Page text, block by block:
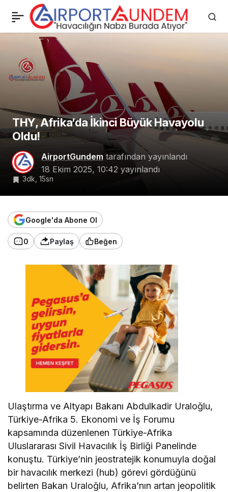
THY, Afrika’da İkinci Büyük Havayolu
Oldu!
AirportGundem tarafından yayınlandı
18 Ekim 2025, 10:42 yayınlandı
3dk, 15sn
Google'da Abone Ol
0 Paylaş Beğen
Ulaştırma ve Altyapı Bakanı Abdulkadir Uraloğlu,
Türkiye-Afrika 5. Ekonomi ve İş Forumu
kapsamında düzenlenen Türkiye-Afrika
Uluslararası Sivil Havacılık İş Birliği Panelinde
konuştu. Türkiye’nin jeostratejik konumuyla doğal
bir havacılık merkezi (hub) görevi gördüğünü
belirten Bakan Uraloğlu, Afrika’nın artan jeopolitik
Antalya Havalimanı’nda
Şok Operasyon: Gümrük
Memurları Gözaltında!
0 Paylaş